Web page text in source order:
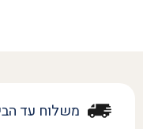
משלוח עד